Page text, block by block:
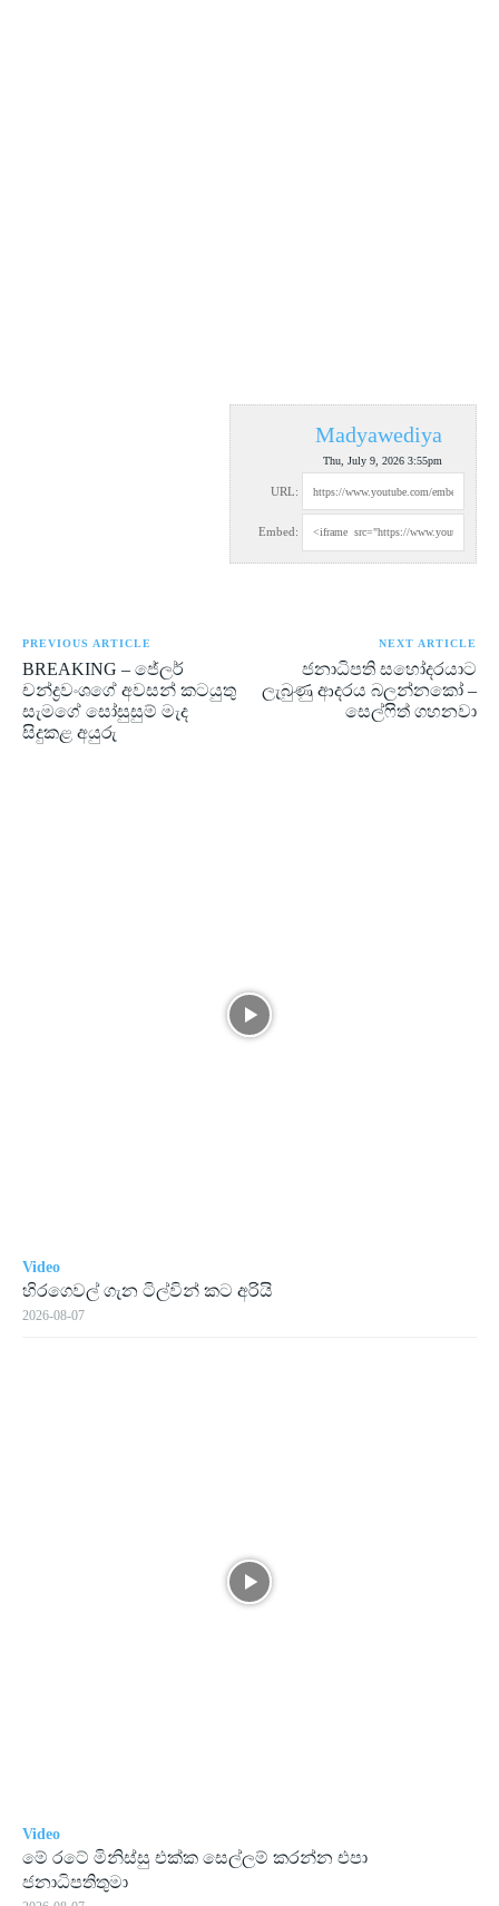
Madyawediya
Thu, July 9, 2026 3:55pm
URL:
Embed:
PREVIOUS ARTICLE
BREAKING – ජේලර්
චන්ද්‍රවංශගේ අවසන් කටයුතු
සැමගේ සෝසුසුම් මැද
සිදුකළ අයුරු
NEXT ARTICLE
ජනාධිපති සහෝදරයාට
ලැබුණු ආදරය බලන්නකෝ –
සෙල්ෆිත් ගහනවා
Video
හිරගෙවල් ගැන ටිල්වින් කට අරියි
2026-08-07
Video
මේ රටේ මිනිස්සු එක්ක සෙල්ලම් කරන්න එපා
ජනාධිපතිතුමා